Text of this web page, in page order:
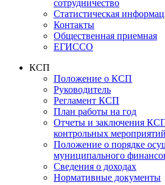
сотрудничество
Статистическая
Контакты
Общественная приемная
ЕГИССО
КСП
Положение о КСП
Руководитель
Регламент КСП
План работы на год
Отчеты и заключения
контрольных мероприятий
Положение о порядке
муниципального
Сведения о доходах
Нормативные документы